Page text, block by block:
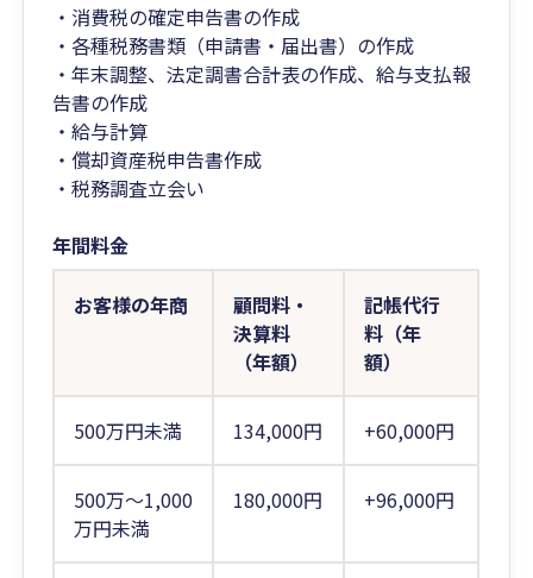
・消費税の確定申告書の作成
・各種税務書類（申請書・届出書）の作成
・年末調整、法定調書合計表の作成、給与支払報
告書の作成
・給与計算
・償却資産税申告書作成
・税務調査立会い
年間料金
お客様の年商
顧問料・
決算料
（年額）
記帳代行
料（年
額）
500万円未満 134,000円 +60,000円
500万～1,000
万円未満
180,000円 +96,000円